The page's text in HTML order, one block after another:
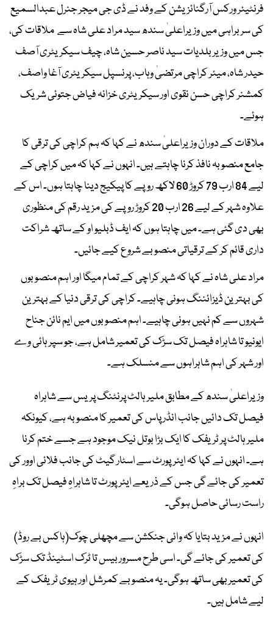
فرنٹیئر ورکس آرگنائزیشن کے وفد نے ڈی جی میجر جنرل عبدالسمیع
کی سربراہی میں وزیراعلیٰ سندھ سید مراد علی شاہ سے ملاقات کی،
جس میں وزیر بلدیات سید ناصر حسین شاہ، چیف سیکریٹری آصف
حیدر شاہ، میئر کراچی مرتضیٰ وہاب، پرنسپل سیکریٹری آغا واصف،
کمشنر کراچی حسن نقوی اور سیکریٹری خزانہ فیاض جتوئی شریک
ہوئے۔
ملاقات کے دوران وزیراعلیٰ سندھ نے کہا کہ ہم کراچی کی ترقی کا
جامع منصوبہ نافذ کرنا چاہتے ہیں۔ انہوں نے کہا کہ میں کراچی کے
لیے 84 ارب 79 کروڑ 60 لاکھ روپے کا پیکیج دینا چاہتا ہوں۔ اس کے
علاوہ شہر کے لیے 26 ارب 20 کروڑ روپے کی مزید رقم کی منظوری
بھی دی گئی ہے۔ میں چاہتا ہوں کہ ایف ڈبلیو او کے ساتھ شراکت
داری قائم کر کے ترقیاتی منصوبے شروع کیے جائیں۔
مراد علی شاہ نے کہا کہ شہر کراچی کے تمام میگا اور اہم منصوبوں
کی بہترین ڈیزائننگ ہونی چاہیے۔ کراچی کی ترقی دنیا کے بہترین
شہروں سے کم نہیں ہونی چاہیے۔ اہم منصوبوں میں ایم نائن جناح
ایونیو تا شاہراہ فیصل تک سڑک کی تعمیر شامل ہے، جو سپر ہائی وے
اور شہر کی اہم شاہراہوں سے منسلک ہے۔
وزیراعلیٰ سندھ کے مطابق ملیر ہالٹ پرنٹنگ پریس سے شاہراہ
فیصل تک دائیں جانب انڈر پاس کی تعمیر کا منصوبہ ہے، کیونکہ
ملیر ہالٹ پر ٹریفک کا ایک بڑا بوتل نیک موجود ہے جسے ختم کرنا
ہے۔ انہوں نے کہا کہ ایئرپورٹ سے اسٹار گیٹ کی جانب فلائی اوور کی
تعمیر کی جائے گی جس کے ذریعے ایئرپورٹ تا شاہراہِ فیصل تک براہِ
راست رسائی حاصل ہوگی۔
انہوں نے مزید بتایا کہ وائی جنکشن سے مچھلی چوک(ہاکس بے روڈ)
کی تعمیر کی جائے گی۔ اسی طرح مسرور بیس تا ٹرک اسٹینڈ تک سڑک
کی تعمیر بھی ساتھ ہوگی۔ یہ منصوبے کمرشل اور ہیوی ٹریفک کے
لیے شامل ہیں۔